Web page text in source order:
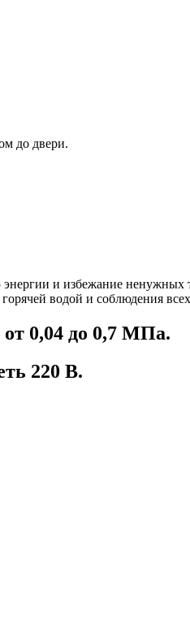
до двери.
и избежание ненужных
водой и соблюдения
0,04 до 0,7 МПа.
220 В.